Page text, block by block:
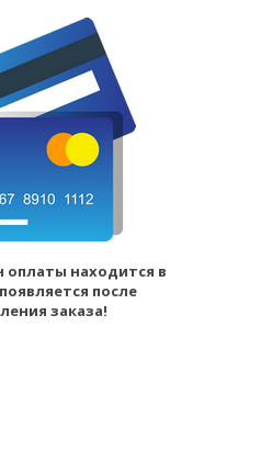
оплаты находится в
после
заказа!